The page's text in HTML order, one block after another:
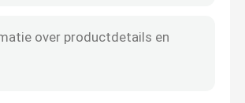
Machine